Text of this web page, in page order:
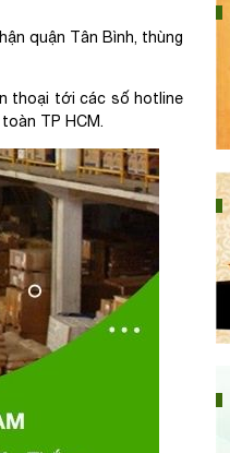
quận Tân Bình, thùng
thoại tới các số hotline
TP HCM.